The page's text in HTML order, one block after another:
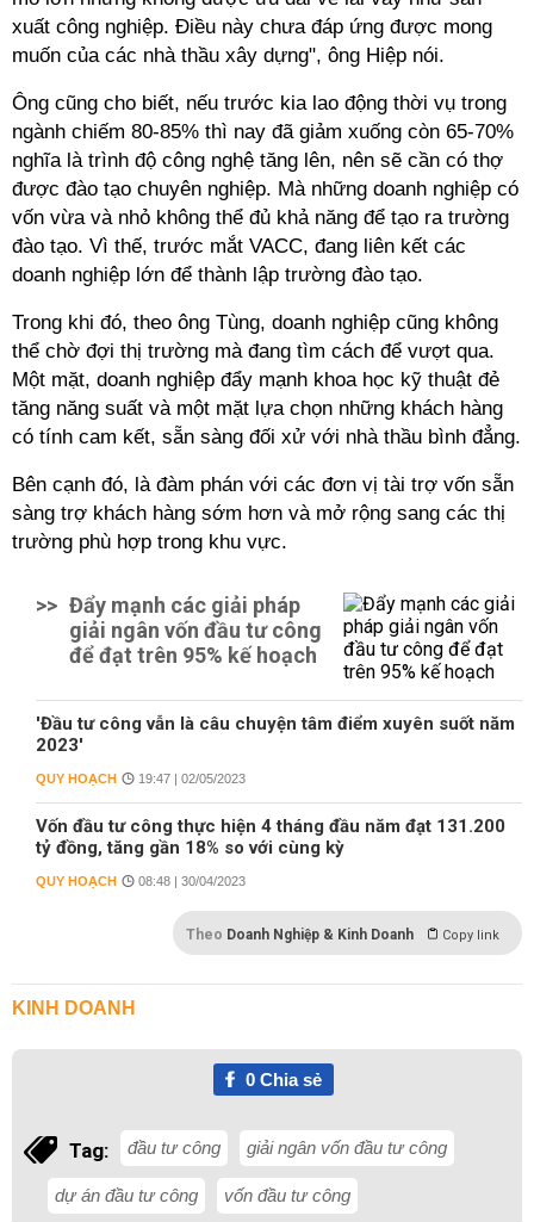
xuất công nghiệp. Điều này chưa đáp ứng được mong
muốn của các nhà thầu xây dựng", ông Hiệp nói.
Ông cũng cho biết, nếu trước kia lao động thời vụ trong
ngành chiếm 80-85% thì nay đã giảm xuống còn 65-70%
nghĩa là trình độ công nghệ tăng lên, nên sẽ cần có thợ
được đào tạo chuyên nghiệp. Mà những doanh nghiệp có
vốn vừa và nhỏ không thể đủ khả năng để tạo ra trường
đào tạo. Vì thế, trước mắt VACC, đang liên kết các
doanh nghiệp lớn để thành lập trường đào tạo.
Trong khi đó, theo ông Tùng, doanh nghiệp cũng không
thể chờ đợi thị trường mà đang tìm cách để vượt qua.
Một mặt, doanh nghiệp đẩy mạnh khoa học kỹ thuật đẻ
tăng năng suất và một mặt lựa chọn những khách hàng
có tính cam kết, sẵn sàng đối xử với nhà thầu bình đẳng.
Bên cạnh đó, là đàm phán với các đơn vị tài trợ vốn sẵn
sàng trợ khách hàng sớm hơn và mở rộng sang các thị
trường phù hợp trong khu vực.
>> Đẩy mạnh các giải pháp
giải ngân vốn đầu tư công
để đạt trên 95% kế hoạch
'Đầu tư công vẫn là câu chuyện tâm điểm xuyên suốt năm
2023'
QUY HOẠCH 19:47 | 02/05/2023
Vốn đầu tư công thực hiện 4 tháng đầu năm đạt 131.200
tỷ đồng, tăng gần 18% so với cùng kỳ
QUY HOẠCH 08:48 | 30/04/2023
Theo Doanh Nghiệp & Kinh Doanh Copy link
KINH DOANH
0Chia sẻ
Tag: đầu tư công giải ngân vốn đầu tư công
dự án đầu tư công vốn đầu tư công